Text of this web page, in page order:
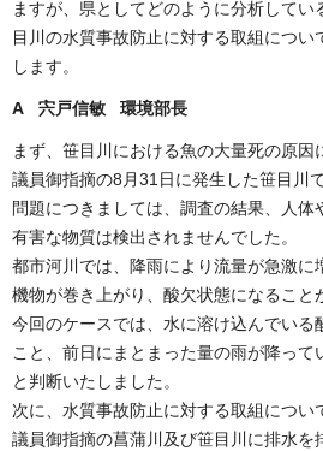
ますが、県としてどのように分析して
目川の水質事故防止に対する取組につい
します。
A 宍戸信敏 環境部長
まず、笹目川における魚の大量死の原因
議員御指摘の8月31日に発生した笹目川
問題につきましては、調査の結果、人体
有害な物質は検出されませんでした。
都市河川では、降雨により流量が急激に
機物が巻き上がり、酸欠状態になること
今回のケースでは、水に溶け込んでいる
こと、前日にまとまった量の雨が降って
と判断いたしました。
次に、水質事故防止に対する取組につい
議員御指摘の菖蒲川及び笹目川に排水を